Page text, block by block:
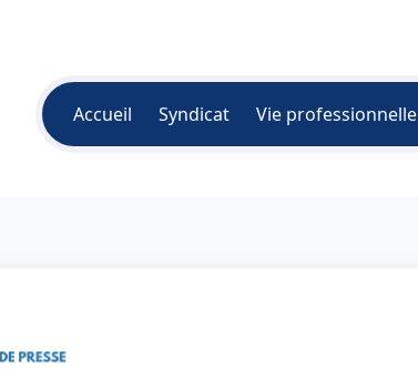
Accueil Syndicat Vie professionnelle